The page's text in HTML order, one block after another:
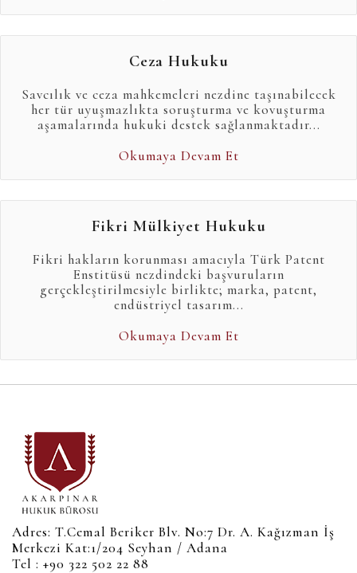
Ceza Hukuku
Savcılık ve ceza mahkemeleri nezdine taşınabilecek
her tür uyuşmazlıkta soruşturma ve kovuşturma
aşamalarında hukuki destek sağlanmaktadır...
Okumaya Devam Et
Fikri Mülkiyet Hukuku
Fikri hakların korunması amacıyla Türk Patent
Enstitüsü nezdindeki başvuruların
gerçekleştirilmesiyle birlikte; marka, patent,
endüstriyel tasarım...
Okumaya Devam Et
Adres: T.Cemal Beriker Blv. No:7 Dr. A. Kağızman İş
Merkezi Kat:1/204 Seyhan / Adana
Tel : +90 322 502 22 88